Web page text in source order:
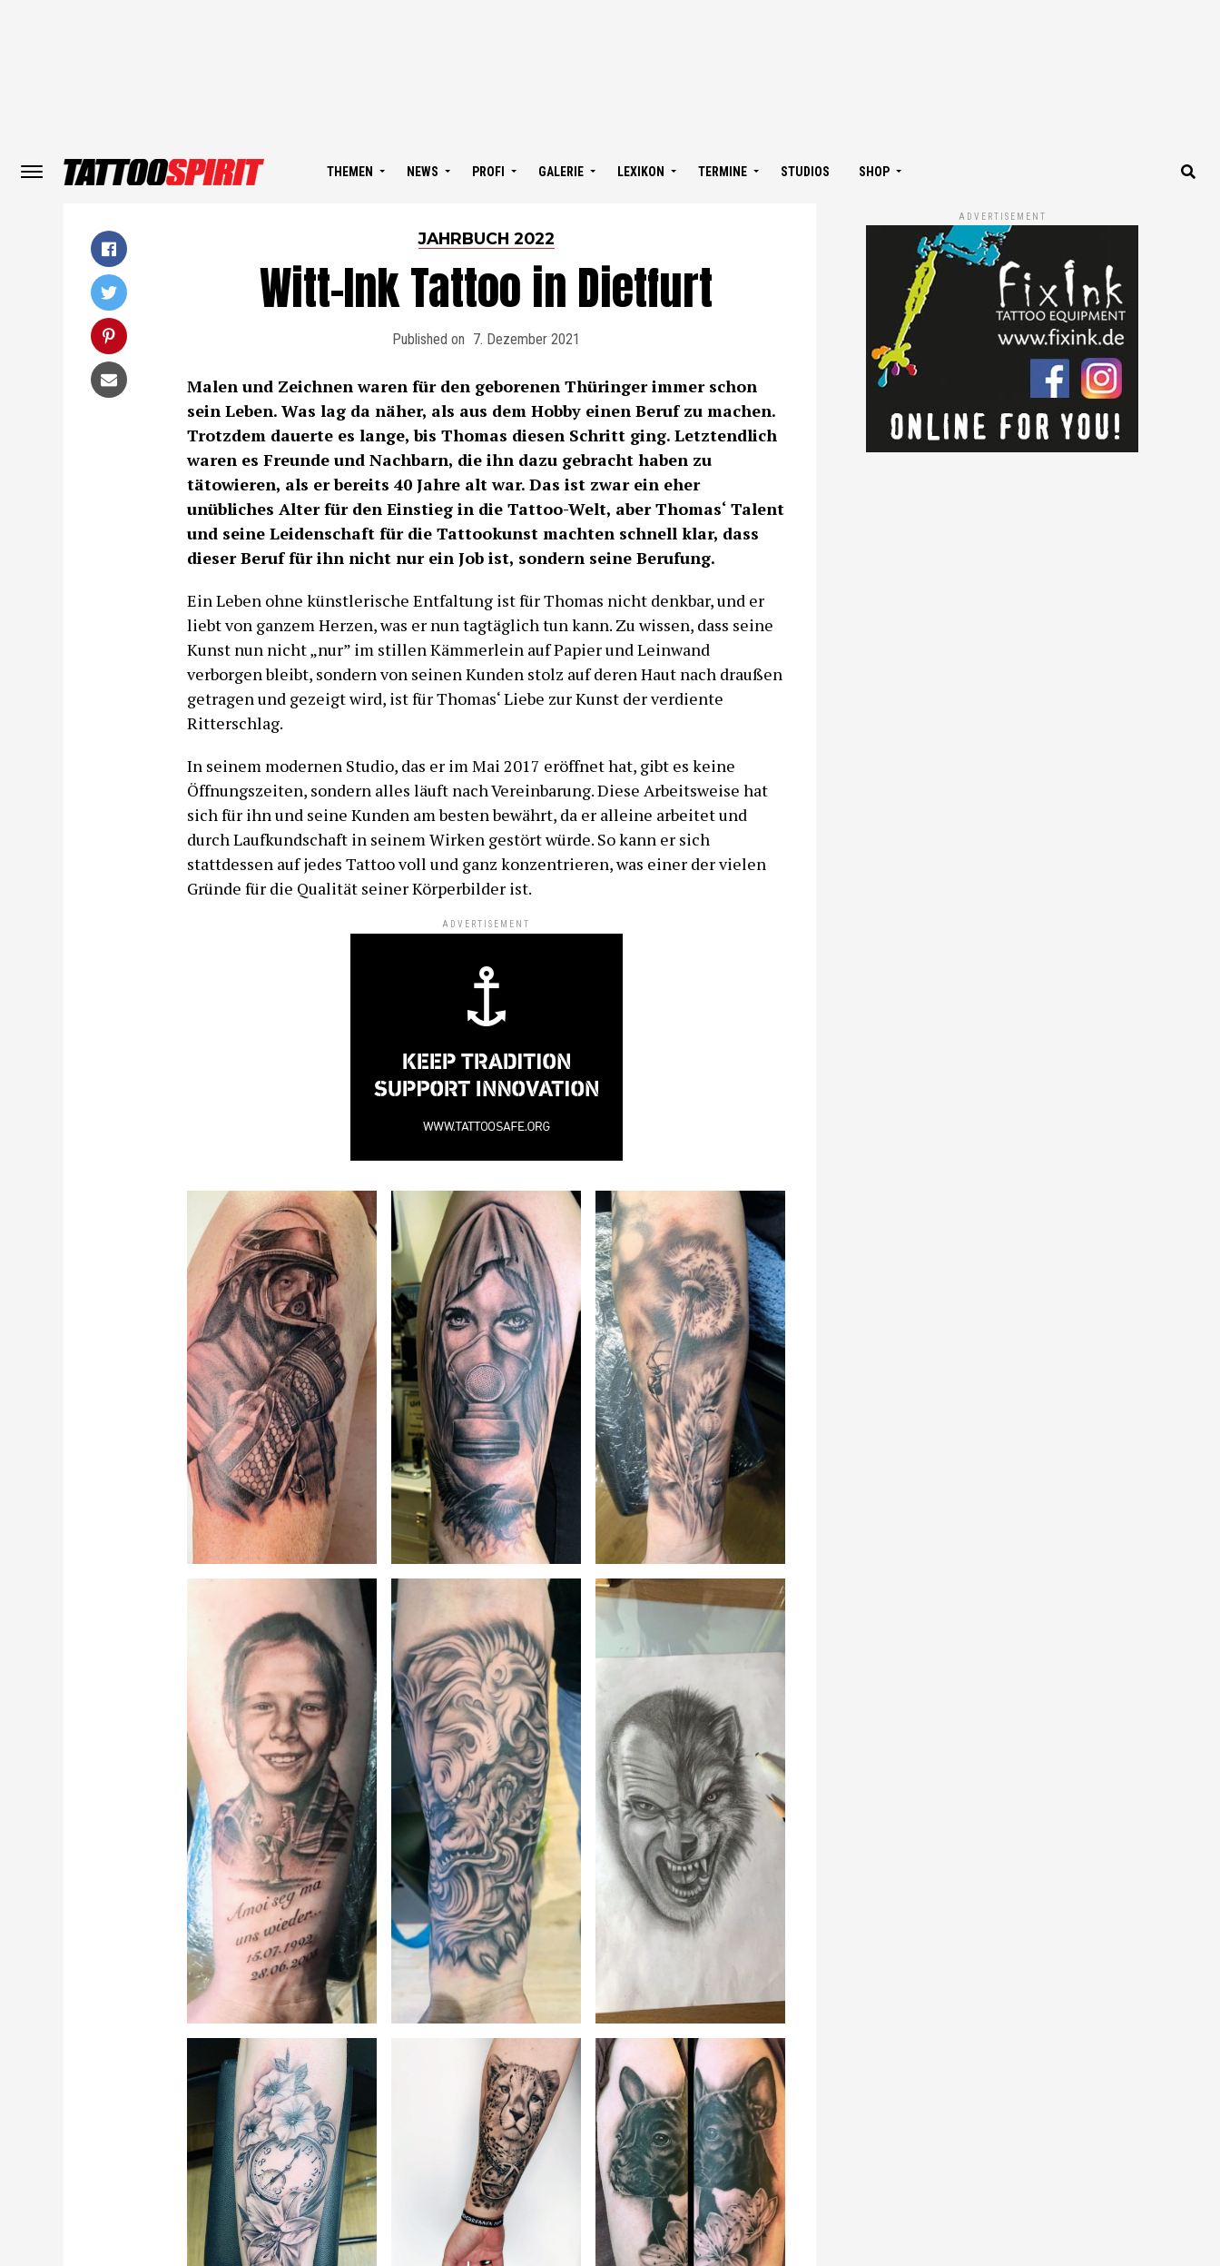
THEMEN NEWS PROFI GALERIE LEXIKON TERMINE STUDIOS SHOP
JAHRBUCH 2022
Witt-Ink Tattoo in Dietfurt
Published on 7. Dezember 2021
Malen und Zeichnen waren für den geborenen Thüringer immer schon
sein Leben. Was lag da näher, als aus dem Hobby einen Beruf zu machen.
Trotzdem dauerte es lange, bis Thomas diesen Schritt ging. Letztendlich
waren es Freunde und Nachbarn, die ihn dazu gebracht haben zu
tätowieren, als er bereits 40 Jahre alt war. Das ist zwar ein eher
unübliches Alter für den Einstieg in die Tattoo-Welt, aber Thomas‘ Talent
und seine Leidenschaft für die Tattookunst machten schnell klar, dass
dieser Beruf für ihn nicht nur ein Job ist, sondern seine Berufung.
Ein Leben ohne künstlerische Entfaltung ist für Thomas nicht denkbar, und er
liebt von ganzem Herzen, was er nun tagtäglich tun kann. Zu wissen, dass seine
Kunst nun nicht „nur” im stillen Kämmerlein auf Papier und Leinwand
verborgen bleibt, sondern von seinen Kunden stolz auf deren Haut nach draußen
getragen und gezeigt wird, ist für Thomas‘ Liebe zur Kunst der verdiente
Ritterschlag.
In seinem modernen Studio, das er im Mai 2017 eröffnet hat, gibt es keine
Öffnungszeiten, sondern alles läuft nach Vereinbarung. Diese Arbeitsweise hat
sich für ihn und seine Kunden am besten bewährt, da er alleine arbeitet und
durch Laufkundschaft in seinem Wirken gestört würde. So kann er sich
stattdessen auf jedes Tattoo voll und ganz konzentrieren, was einer der vielen
Gründe für die Qualität seiner Körperbilder ist.
ADVERTISEMENT
ADVERTISEMENT